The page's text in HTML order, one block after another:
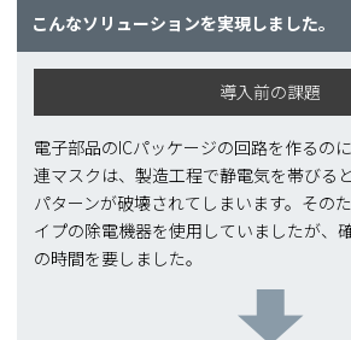
こんなソリューションを実現しました。
導入前の課題
電子部品のICパッケージの回路を作るの
連マスクは、製造工程で静電気を帯びる
パターンが破壊されてしまいます。その
イプの除電機器を使用していましたが、
の時間を要しました。